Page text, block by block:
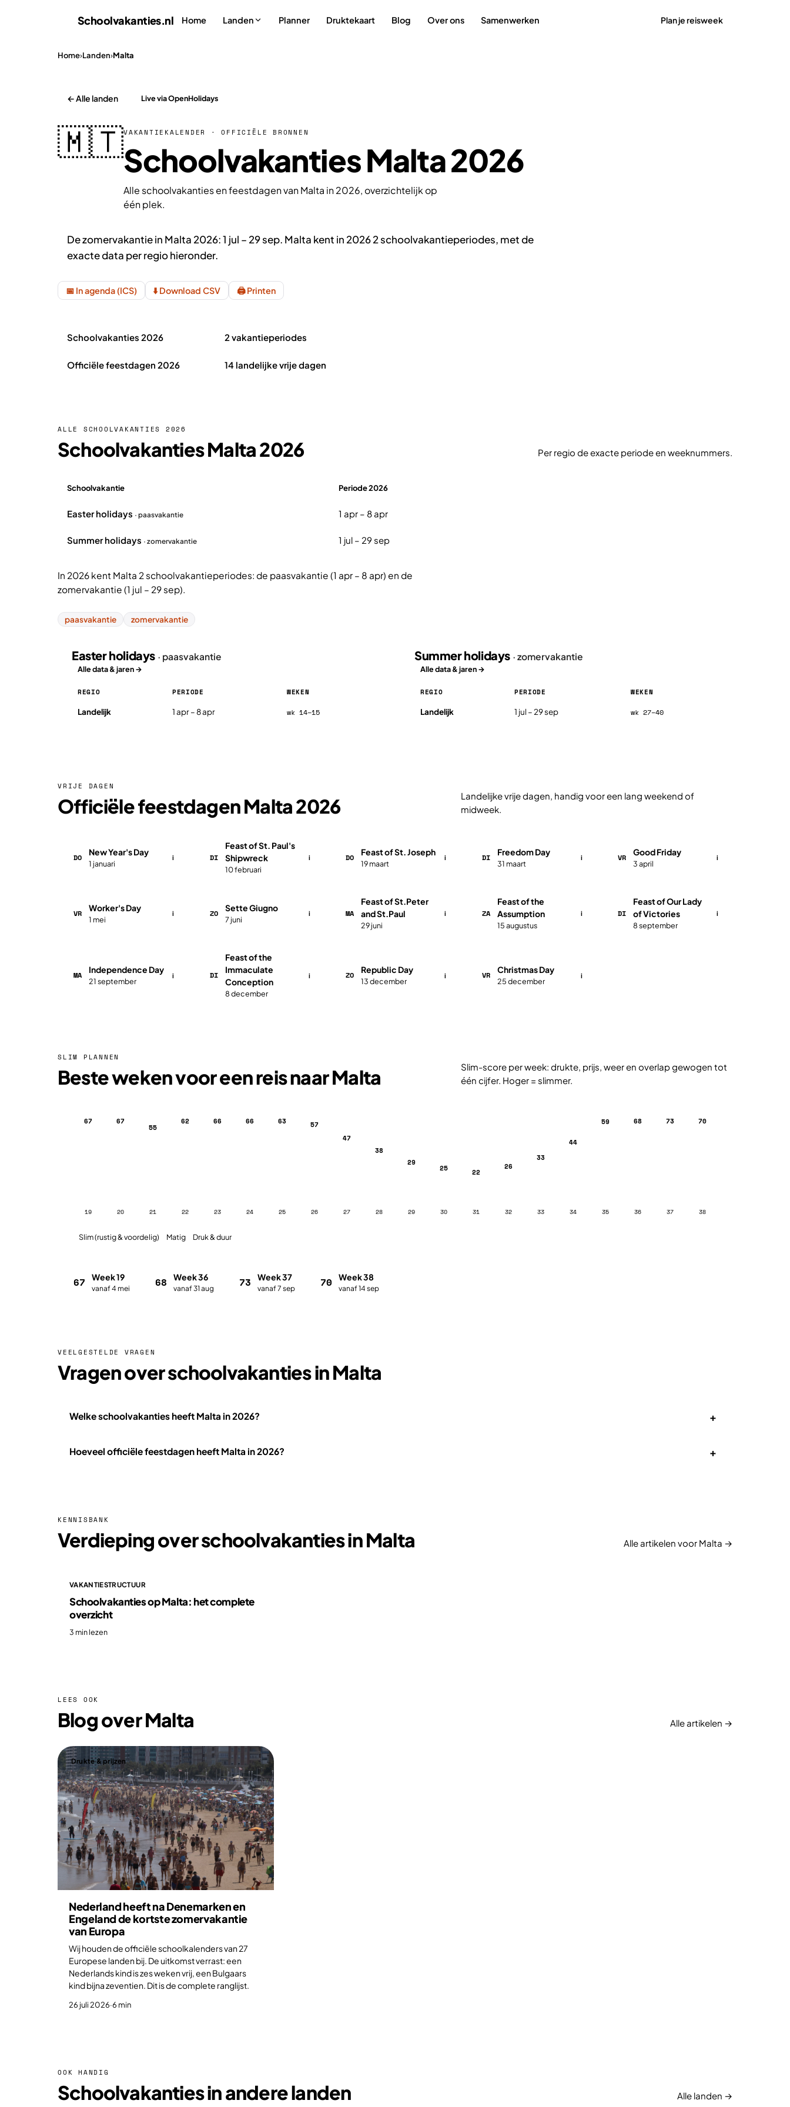
Schoolvakanties.nl Home Landen Planner Druktekaart Blog Over ons Samenwerken Plan je reisweek
Home›Landen›Malta
← Alle landen Live via OpenHolidays
🇲🇹VAKANTIEKALENDER · OFFICIËLE BRONNEN
Schoolvakanties Malta 2026
Alle schoolvakanties en feestdagen van Malta in 2026, overzichtelijk op
één plek.
De zomervakantie in Malta 2026: 1 jul – 29 sep. Malta kent in 2026 2 schoolvakantieperiodes, met de
exacte data per regio hieronder.
📅 In agenda (ICS) ⬇️ Download CSV 🖨️ Printen
Schoolvakanties 2026 2 vakantieperiodes
Officiële feestdagen 2026 14 landelijke vrije dagen
ALLE SCHOOLVAKANTIES 2026
Schoolvakanties Malta 2026 Per regio de exacte periode en weeknummers.
Schoolvakantie Periode 2026
Easter holidays · paasvakantie 1 apr – 8 apr
Summer holidays · zomervakantie 1 jul – 29 sep
In 2026 kent Malta 2 schoolvakantieperiodes: de paasvakantie (1 apr – 8 apr) en de
zomervakantie (1 jul – 29 sep).
paasvakantie zomervakantie
Easter holidays · paasvakantie
Alle data & jaren →
Easter holidays in Malta 2026, per regio
REGIO PERIODE WEKEN
Landelijk 1 apr – 8 apr wk 14–15
Summer holidays · zomervakantie
Alle data & jaren →
Summer holidays in Malta 2026, per regio
REGIO PERIODE WEKEN
Landelijk 1 jul – 29 sep wk 27–40
VRIJE DAGEN
Officiële feestdagen Malta 2026
Landelijke vrije dagen, handig voor een lang weekend of
midweek.
DO
New Year's Day
1 januari
i DI
Feast of St. Paul's
Shipwreck
10 februari
i DO
Feast of St. Joseph
19 maart
i DI
Freedom Day
31 maart
i VR
Good Friday
3 april
i
VR
Worker's Day
1 mei
i ZO
​Sette Giugno
7 juni
i MA
​​​Feast of St.Peter
and St.Paul
29 juni
i ZA
​​​Feast of the
Assumption
15 augustus
i DI
​​​Feast of Our Lady
of Victories
8 september
i
MA
​​​Independence Day
21 september
i DI
​Feast of the
Immaculate
Conception
8 december
i ZO
​​​Republic Day
13 december
i VR
​​​​Christmas Day
25 december
i
SLIM PLANNEN
Beste weken voor een reis naar Malta
Slim-score per week: drukte, prijs, weer en overlap gewogen tot
één cijfer. Hoger = slimmer.
67
19
67
20
55
21
62
22
66
23
66
24
63
25
57
26
47
27
38
28
29
29
25
30
22
31
26
32
33
33
44
34
59
35
68
36
73
37
70
38
Slim (rustig & voordelig) Matig Druk & duur
67 Week 19
vanaf 4 mei 68 Week 36
vanaf 31 aug 73 Week 37
vanaf 7 sep 70 Week 38
vanaf 14 sep
VEELGESTELDE VRAGEN
Vragen over schoolvakanties in Malta
Welke schoolvakanties heeft Malta in 2026? +
Hoeveel officiële feestdagen heeft Malta in 2026? +
KENNISBANK
Verdieping over schoolvakanties in Malta Alle artikelen voor Malta →
VAKANTIESTRUCTUUR
Schoolvakanties op Malta: het complete
overzicht
3 min lezen
LEES OOK
Blog over Malta Alle artikelen →
Drukte & prijzen
Nederland heeft na Denemarken en
Engeland de kortste zomervakantie
van Europa
Wij houden de officiële schoolkalenders van 27
Europese landen bij. De uitkomst verrast: een
Nederlands kind is zes weken vrij, een Bulgaars
kind bijna zeventien. Dit is de complete ranglijst.
26 juli 2026·6 min
OOK HANDIG
Schoolvakanties in andere landen Alle landen →